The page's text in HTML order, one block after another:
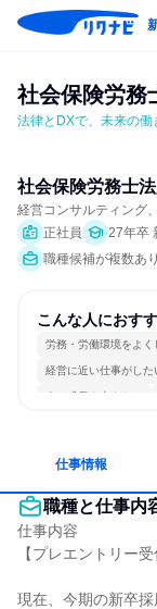
社会保険労務
法律とDXで、未来の働
社会保険労務士
経営コンサルティング
正社員
27年卒
職種候補が複数あ
こんな人におす
労務・労働環境をよく
経営に近い仕事がした
人の成長を支えたい
仕事情報
職種と仕事内
仕事内容
【プレエントリー受
現在、今期の新卒採